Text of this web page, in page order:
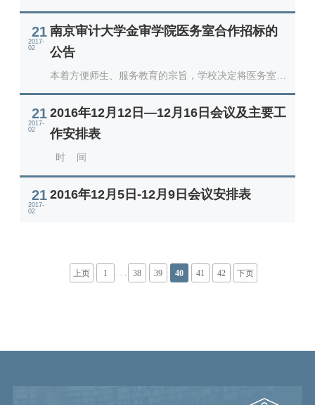
面向社会公开招标，热忱欢迎符合条件的园林企业参与
投
21
2017-
02
南京审计大学金审学院医务室合作招标的
公告
本着方便师生、服务教育的宗旨，学校决定将医务室面
向社会公开招标合作伙伴。本次招标遵循“公开、公
平、
21
2017-
02
2016年12月12日—12月16日会议及主要工
作安排表
时 间
21
2017-
02
2016年12月5日-12月9日会议安排表
上页 1 . . . 38 39 40 41 42 下页